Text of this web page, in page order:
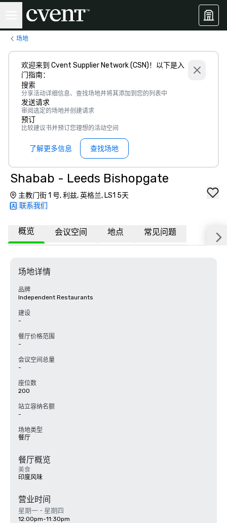
场地
欢迎来到 Cvent Supplier Network (CSN)！以下是入
门指南：
搜索
分享活动详细信息、查找场地并将其添加到您的列表中
发送请求
审阅选定的场地并创建请求
预订
比较建议书并预订您理想的活动空间
了解更多信息 查找场地
Shabab - Leeds Bishopgate
主教门街 1 号, 利兹, 英格兰, LS1 5天
联系我们
概览 会议空间 地点 常见问题
场地详情
品牌
Independent Restaurants
建设
-
餐厅价格范围
-
会议空间总量
-
座位数
200
站立容纳名额
-
场地类型
餐厅
餐厅概览
美食
印度风味
营业时间
星期一 - 星期四
12:00pm-11:30pm